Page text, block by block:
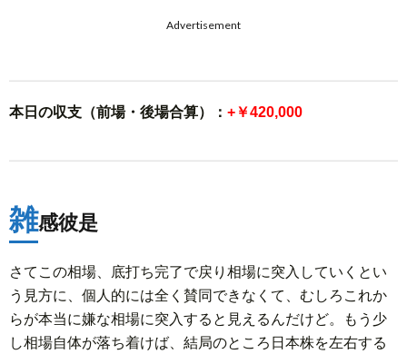
Advertisement
本日の収支（前場・後場合算）： +￥420,000
雑感彼是
さてこの相場、底打ち完了で戻り相場に突入していくとい
う見方に、個人的には全く賛同できなくて、むしろこれか
らが本当に嫌な相場に突入すると見えるんだけど。もう少
し相場自体が落ち着けば、結局のところ日本株を左右する